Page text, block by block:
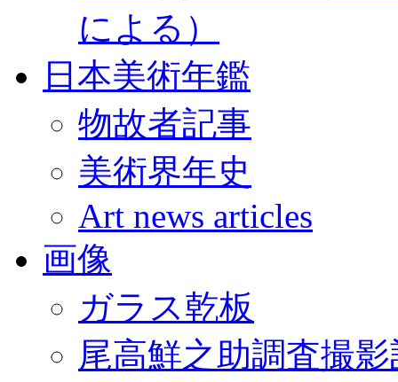
による）
日本美術年鑑
物故者記事
美術界年史
Art news articles
画像
ガラス乾板
尾高鮮之助調査撮